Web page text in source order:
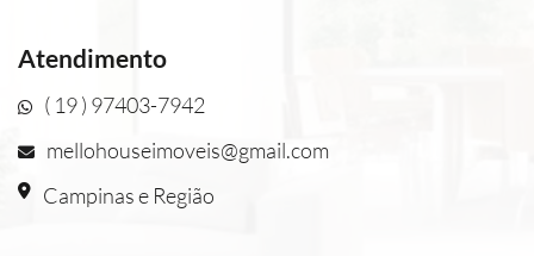
Atendimento
( 19 ) 97403-7942
mellohouseimoveis@gmail.com
Campinas e Região